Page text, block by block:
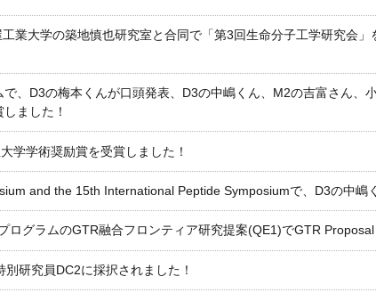
業大学の築地慎也研究室と合同で「第3回生命分子工学研究会
、D3の梅本くんが口頭発表、D3の中嶋くん、M2の吉富さん、
ました！
学学術奨励賞を受賞しました！
and the 15th International Peptide Symposiumで、D3の中嶋
ログラムのGTR融合フロンティア研究提案(QE1)でGTR
研究員DC2に採択されました！